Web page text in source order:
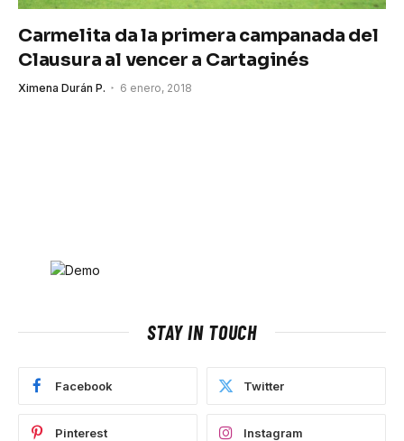
Carmelita da la primera campanada del
Clausura al vencer a Cartaginés
Ximena Durán P. 6 enero, 2018
STAY IN TOUCH
Facebook Twitter
Pinterest Instagram